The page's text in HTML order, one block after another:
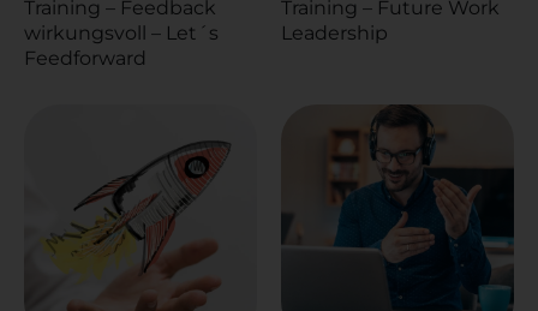
Training – Feedback
wirkungsvoll – Let´s
Feedforward
Training – Future Work
Leadership